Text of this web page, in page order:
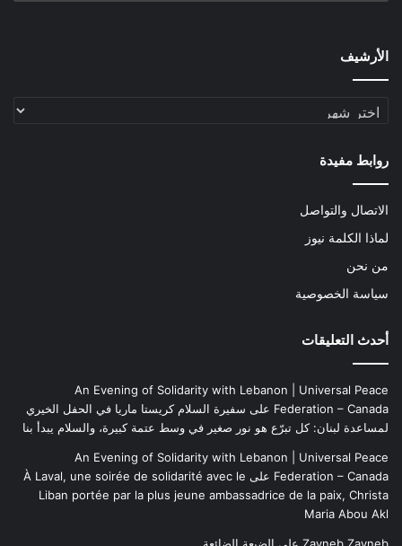
الأرشيف
الأرشيف
روابط مفيدة
الاتصال والتواصل
لماذا الكلمة نيوز
من نحن
سياسة الخصوصية
أحدث التعليقات
An Evening of Solidarity with Lebanon | Universal Peace
Federation – Canada على سفيرة السلام كريستا ماريا في الحفل الخيري
لمساعدة لبنان: كل تبرّع هو نور صغير في وسط عتمة كبيرة، والسلام يبدأ بنا
An Evening of Solidarity with Lebanon | Universal Peace
Federation – Canada على À Laval, une soirée de solidarité avec le
Liban portée par la plus jeune ambassadrice de la paix, Christa
Maria Abou Akl